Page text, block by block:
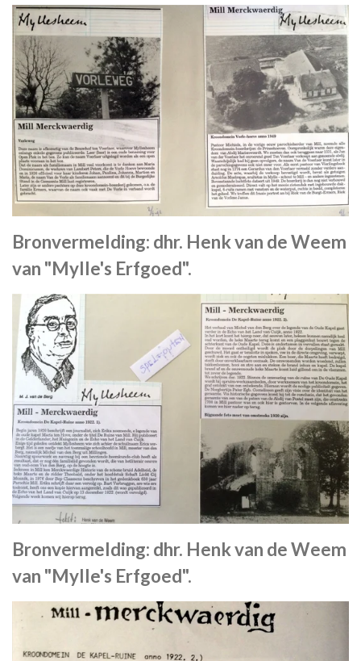
Bronvermelding: dhr. Henk van de Weem
van "Mylle's Erfgoed".
Bronvermelding: dhr. Henk van de Weem
van "Mylle's Erfgoed".